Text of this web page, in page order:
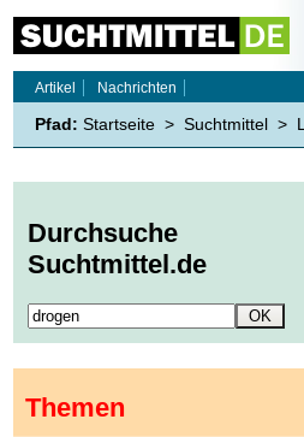
Artikel
Nachrichten
Pfad: Startseite > Suchtmittel >
Durchsuche
Suchtmittel.de
Themen